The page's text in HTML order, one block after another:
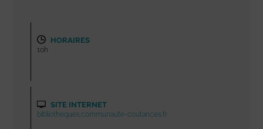
HORAIRES
10h
SITE INTERNET
bibliotheques.communaute-coutances.fr